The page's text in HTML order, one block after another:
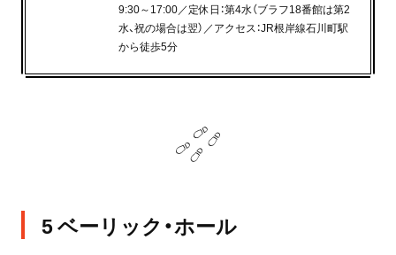
9:30～17:00／定休日：第4水（ブラフ18番館は第2
水、祝の場合は翌）／アクセス：JR根岸線石川町駅
から徒歩5分
5 ベーリック・ホール